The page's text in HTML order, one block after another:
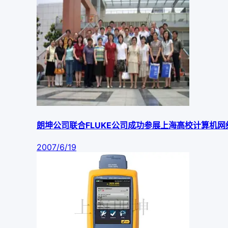
朗坤公司联合FLUKE公司成功参展上海高校计算机网
2007/6/19